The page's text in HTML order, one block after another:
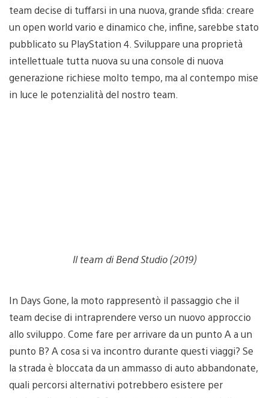
team decise di tuffarsi in una nuova, grande sfida: creare
un open world vario e dinamico che, infine, sarebbe stato
pubblicato su PlayStation 4. Sviluppare una proprietà
intellettuale tutta nuova su una console di nuova
generazione richiese molto tempo, ma al contempo mise
in luce le potenzialità del nostro team.
Il team di Bend Studio (2019)
In Days Gone, la moto rappresentò il passaggio che il
team decise di intraprendere verso un nuovo approccio
allo sviluppo. Come fare per arrivare da un punto A a un
punto B? A cosa si va incontro durante questi viaggi? Se
la strada è bloccata da un ammasso di auto abbandonate,
quali percorsi alternativi potrebbero esistere per